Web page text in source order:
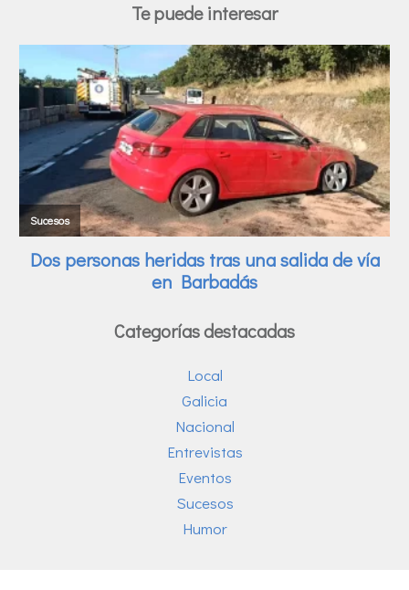
Te puede interesar
Categorías destacadas
Local
Galicia
Nacional
Entrevistas
Eventos
Sucesos
Humor